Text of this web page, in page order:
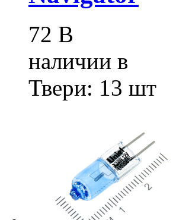
72 В
наличии в
Твери: 13 шт